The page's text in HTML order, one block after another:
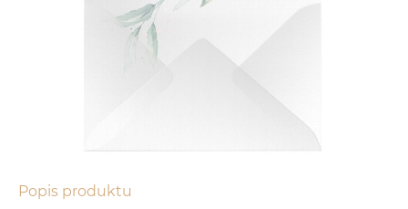
Popis produktu